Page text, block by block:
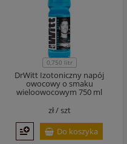
0,750 litr
DrWitt Izotoniczny napój
owocowy o smaku
wieloowocowym 750 ml
zł /szt
Do koszyka